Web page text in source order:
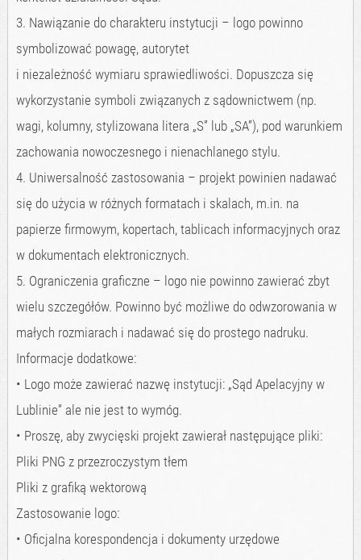
3. Nawiązanie do charakteru instytucji – logo powinno
symbolizować powagę, autorytet
i niezależność wymiaru sprawiedliwości. Dopuszcza się
wykorzystanie symboli związanych z sądownictwem (np.
wagi, kolumny, stylizowana litera „S” lub „SA”), pod warunkiem
zachowania nowoczesnego i nienachlanego stylu.
4. Uniwersalność zastosowania – projekt powinien nadawać
się do użycia w różnych formatach i skalach, m.in. na
papierze firmowym, kopertach, tablicach informacyjnych oraz
w dokumentach elektronicznych.
5. Ograniczenia graficzne – logo nie powinno zawierać zbyt
wielu szczegółów. Powinno być możliwe do odwzorowania w
małych rozmiarach i nadawać się do prostego nadruku.
Informacje dodatkowe:
• Logo może zawierać nazwę instytucji: „Sąd Apelacyjny w
Lublinie” ale nie jest to wymóg.
• Proszę, aby zwycięski projekt zawierał następujące pliki:
Pliki PNG z przezroczystym tłem
Pliki z grafiką wektorową
Zastosowanie logo:
• Oficjalna korespondencja i dokumenty urzędowe